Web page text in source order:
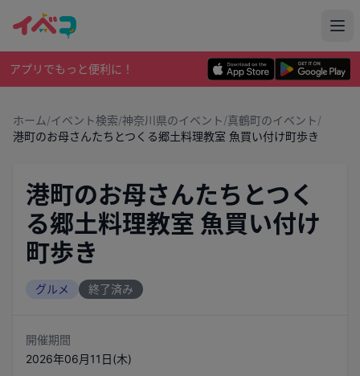
アプリでもっと便利に！
ホーム/イベント検索/神奈川県のイベント/真鶴町のイベント/
港町のお母さんたちとつくる郷土料理教室 魚買い付け町歩き
港町のお母さんたちとつく
る郷土料理教室 魚買い付け
町歩き
グルメ 終了済み
開催期間
2026年06月11日(木)